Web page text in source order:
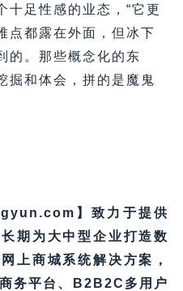
十足性感的业态，“它更
点都露在外面，但冰下
的。那些概念化的东
掘和体会，拼的是魔鬼
】致力于提供
期为大中型企业打造数
上商城系统解决方案，
务平台、B2B2C多用户